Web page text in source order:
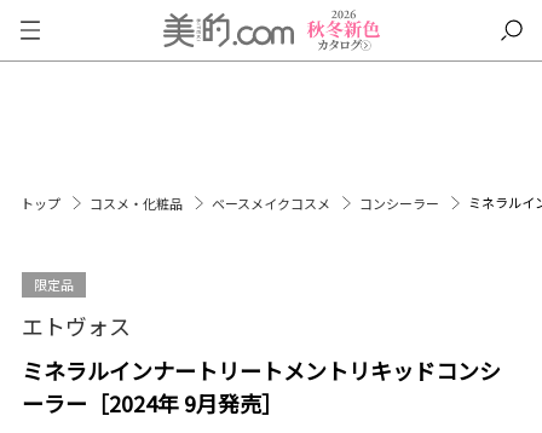
トップ コスメ・化粧品 ベースメイクコスメ コンシーラー ミネラルイ
限定品
エトヴォス
ミネラルインナートリートメントリキッドコンシ
ーラー［2024年 9月発売］